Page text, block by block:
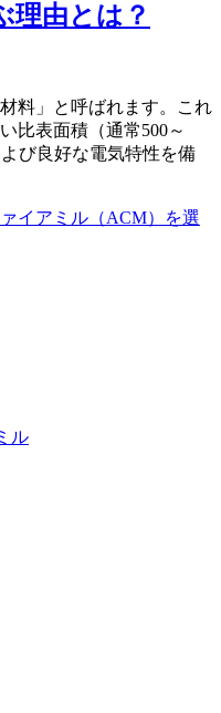
理由とは？
料」と呼ばれます。これ
比表面積（通常500～
び良好な電気特性を備
イアミル（ACM）を選
ル